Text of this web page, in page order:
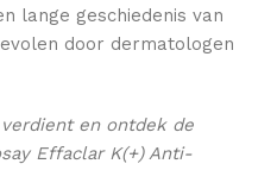
lange geschiedenis van
door dermatologen
en ontdek de
Effaclar K(+) Anti-